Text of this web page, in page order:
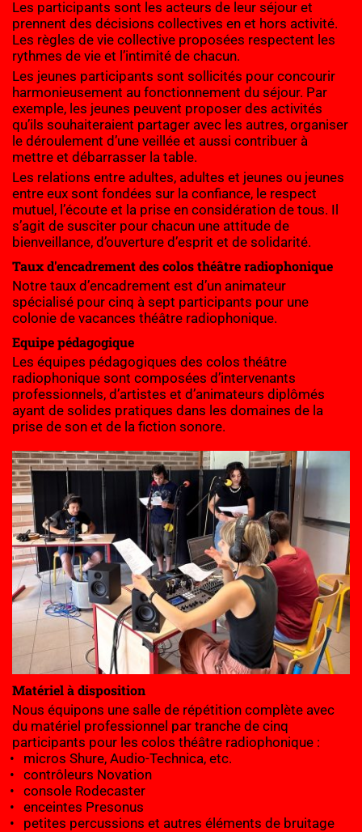
Les participants sont les acteurs de leur séjour et
prennent des décisions collectives en et hors activité.
Les règles de vie collective proposées respectent les
rythmes de vie et l’intimité de chacun.
Les jeunes participants sont sollicités pour concourir
harmonieusement au fonctionnement du séjour. Par
exemple, les jeunes peuvent proposer des activités
qu’ils souhaiteraient partager avec les autres, organiser
le déroulement d’une veillée et aussi contribuer à
mettre et débarrasser la table.
Les relations entre adultes, adultes et jeunes ou jeunes
entre eux sont fondées sur la confiance, le respect
mutuel, l’écoute et la prise en considération de tous. Il
s’agit de susciter pour chacun une attitude de
bienveillance, d’ouverture d’esprit et de solidarité.
Taux d'encadrement des colos théâtre radiophonique
Notre taux d’encadrement est d’un animateur
spécialisé pour cinq à sept participants pour une
colonie de vacances théâtre radiophonique.
Equipe pédagogique
Les équipes pédagogiques des colos théâtre
radiophonique sont composées d’intervenants
professionnels, d’artistes et d’animateurs diplômés
ayant de solides pratiques dans les domaines de la
prise de son et de la fiction sonore.
Matériel à disposition
Nous équipons une salle de répétition complète avec
du matériel professionnel par tranche de cinq
participants pour les colos théâtre radiophonique :
micros Shure, Audio-Technica, etc.
contrôleurs Novation
console Rodecaster
enceintes Presonus
petites percussions et autres éléments de bruitage